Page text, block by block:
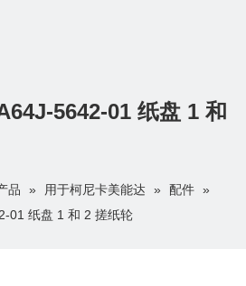
5642-01 纸盘 1 和
品 » 用于柯尼卡美能达 » 配件 »
01 纸盘 1 和 2 搓纸轮